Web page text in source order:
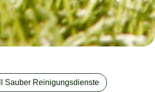
Sauber Reinigungsdienste